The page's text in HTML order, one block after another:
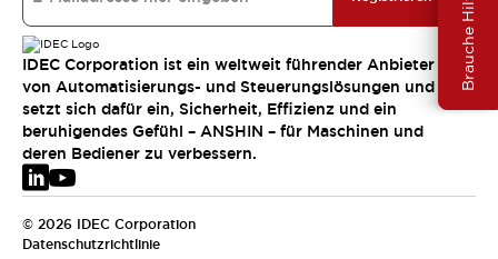
Brauche Hilfe ?
IDEC Corporation ist ein weltweit führender Anbieter
von Automatisierungs- und Steuerungslösungen und
setzt sich dafür ein, Sicherheit, Effizienz und ein
beruhigendes Gefühl – ANSHIN – für Maschinen und
deren Bediener zu verbessern.
© 2026 IDEC Corporation
Datenschutzrichtlinie